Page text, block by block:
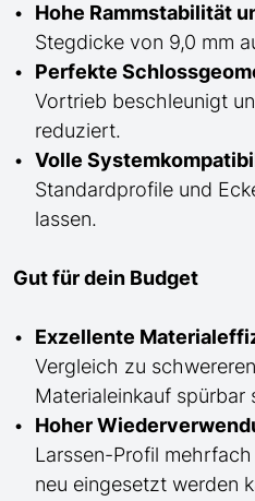
Hohe Rammstabilität
Stegdicke von 9,0 mm
Perfekte
Vortrieb beschleunigt
reduziert.
Volle
Standardprofile und
lassen.
Gut für dein Budget
Exzellente
Vergleich zu
Materialeinkauf spürbar
Hoher
Larssen-Profil
neu eingesetzt werden